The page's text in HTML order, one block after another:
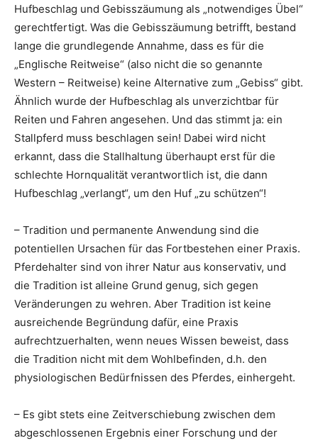
Hufbeschlag und Gebisszäumung als „notwendiges Übel“
gerechtfertigt. Was die Gebisszäumung betrifft, bestand
lange die grundlegende Annahme, dass es für die
„Englische Reitweise“ (also nicht die so genannte
Western – Reitweise) keine Alternative zum „Gebiss“ gibt.
Ähnlich wurde der Hufbeschlag als unverzichtbar für
Reiten und Fahren angesehen. Und das stimmt ja: ein
Stallpferd muss beschlagen sein! Dabei wird nicht
erkannt, dass die Stallhaltung überhaupt erst für die
schlechte Hornqualität verantwortlich ist, die dann
Hufbeschlag „verlangt“, um den Huf „zu schützen“!
– Tradition und permanente Anwendung sind die
potentiellen Ursachen für das Fortbestehen einer Praxis.
Pferdehalter sind von ihrer Natur aus konservativ, und
die Tradition ist alleine Grund genug, sich gegen
Veränderungen zu wehren. Aber Tradition ist keine
ausreichende Begründung dafür, eine Praxis
aufrechtzuerhalten, wenn neues Wissen beweist, dass
die Tradition nicht mit dem Wohlbefinden, d.h. den
physiologischen Bedürfnissen des Pferdes, einhergeht.
– Es gibt stets eine Zeitverschiebung zwischen dem
abgeschlossenen Ergebnis einer Forschung und der